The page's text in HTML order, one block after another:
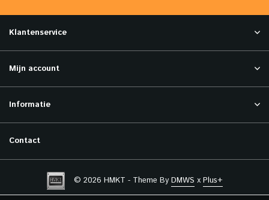
Klantenservice
Mijn account
Informatie
Contact
© 2026 HMKT - Theme By DMWS x Plus+